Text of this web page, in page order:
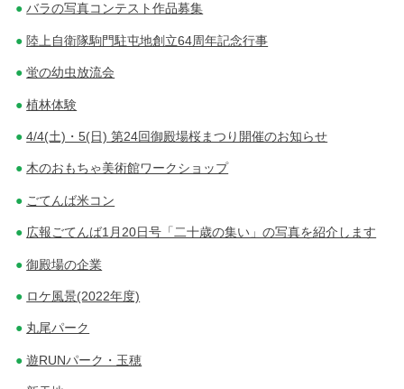
バラの写真コンテスト作品募集
陸上自衛隊駒門駐屯地創立64周年記念行事
蛍の幼虫放流会
植林体験
4/4(土)・5(日) 第24回御殿場桜まつり開催のお知らせ
木のおもちゃ美術館ワークショップ
ごてんば米コン
広報ごてんば1月20日号「二十歳の集い」の写真を紹介します
御殿場の企業
ロケ風景(2022年度)
丸尾パーク
遊RUNパーク・玉穂